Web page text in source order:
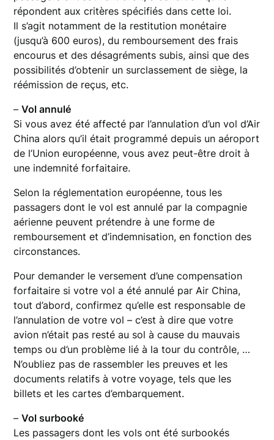
répondent aux critères spécifiés dans cette loi.
Il s’agit notamment de la restitution monétaire
(jusqu’à 600 euros), du remboursement des frais
encourus et des désagréments subis, ainsi que des
possibilités d’obtenir un surclassement de siège, la
réémission de reçus, etc.
–Vol annulé
Si vous avez été affecté par l’annulation d’un vol d’Air
China alors qu’il était programmé depuis un aéroport
de l’Union européenne, vous avez peut-être droit à
une indemnité forfaitaire.
Selon la réglementation européenne, tous les
passagers dont le vol est annulé par la compagnie
aérienne peuvent prétendre à une forme de
remboursement et d’indemnisation, en fonction des
circonstances.
Pour demander le versement d’une compensation
forfaitaire si votre vol a été annulé par Air China,
tout d’abord, confirmez qu’elle est responsable de
l’annulation de votre vol – c’est à dire que votre
avion n’était pas resté au sol à cause du mauvais
temps ou d’un problème lié à la tour du contrôle, …
N’oubliez pas de rassembler les preuves et les
documents relatifs à votre voyage, tels que les
billets et les cartes d’embarquement.
–Vol surbooké
Les passagers dont les vols ont été surbookés